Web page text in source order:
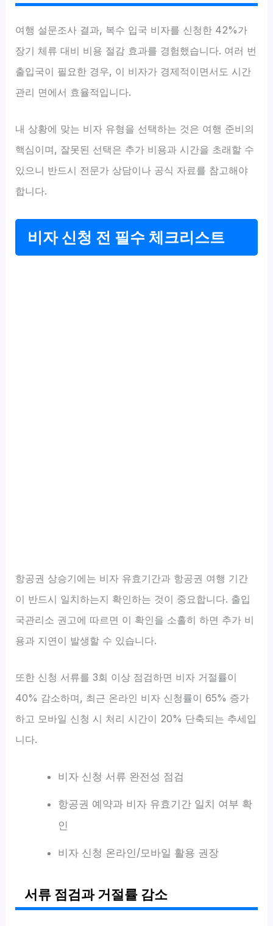
여행 설문조사 결과, 복수 입국 비자를 신청한 42%가
장기 체류 대비 비용 절감 효과를 경험했습니다. 여러 번
출입국이 필요한 경우, 이 비자가 경제적이면서도 시간
관리 면에서 효율적입니다.
내 상황에 맞는 비자 유형을 선택하는 것은 여행 준비의
핵심이며, 잘못된 선택은 추가 비용과 시간을 초래할 수
있으니 반드시 전문가 상담이나 공식 자료를 참고해야
합니다.
비자 신청 전 필수 체크리스트
항공권 상승기에는 비자 유효기간과 항공권 여행 기간
이 반드시 일치하는지 확인하는 것이 중요합니다. 출입
국관리소 권고에 따르면 이 확인을 소홀히 하면 추가 비
용과 지연이 발생할 수 있습니다.
또한 신청 서류를 3회 이상 점검하면 비자 거절률이
40% 감소하며, 최근 온라인 비자 신청률이 65% 증가
하고 모바일 신청 시 처리 시간이 20% 단축되는 추세입
니다.
비자 신청 서류 완전성 점검
항공권 예약과 비자 유효기간 일치 여부 확
인
비자 신청 온라인/모바일 활용 권장
서류 점검과 거절률 감소